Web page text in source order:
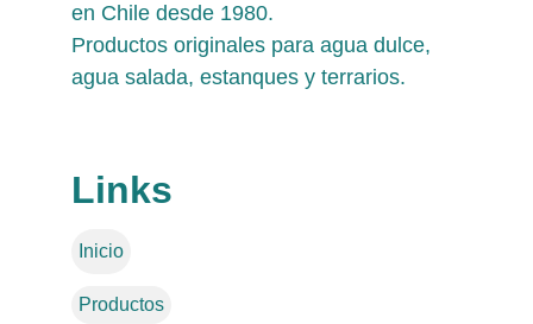
en Chile desde 1980.
Productos originales para agua dulce,
agua salada, estanques y terrarios.
Inicio
Links
Productos